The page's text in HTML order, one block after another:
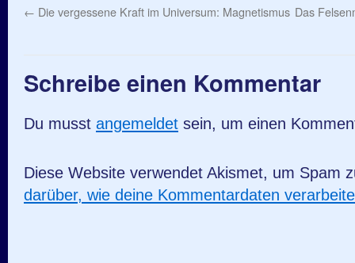
← Die vergessene Kraft im Universum: Magnetismus Das
Schreibe einen Kommentar
Du musst angemeldet sein, um einen
Diese Website verwendet Akismet, um Spam
darüber, wie deine Kommentardaten